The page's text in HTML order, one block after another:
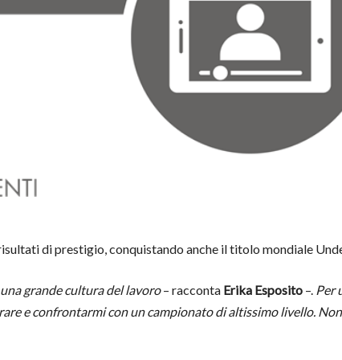
di prestigio, conquistando anche il titolo mondiale
grande cultura del lavoro– racconta Erika Esposito–. Per
e confrontarmi con un campionato di altissimo livello. Non